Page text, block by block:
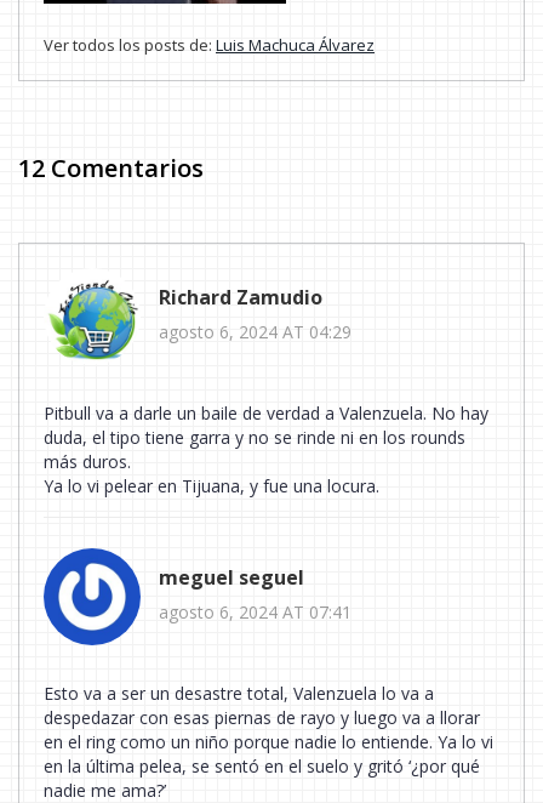
Ver todos los posts de: Luis Machuca Álvarez
12 Comentarios
Richard Zamudio
agosto 6, 2024 AT 04:29
Pitbull va a darle un baile de verdad a Valenzuela. No hay
duda, el tipo tiene garra y no se rinde ni en los rounds
más duros.
Ya lo vi pelear en Tijuana, y fue una locura.
meguel seguel
agosto 6, 2024 AT 07:41
Esto va a ser un desastre total, Valenzuela lo va a
despedazar con esas piernas de rayo y luego va a llorar
en el ring como un niño porque nadie lo entiende. Ya lo vi
en la última pelea, se sentó en el suelo y gritó ‘¿por qué
nadie me ama?’